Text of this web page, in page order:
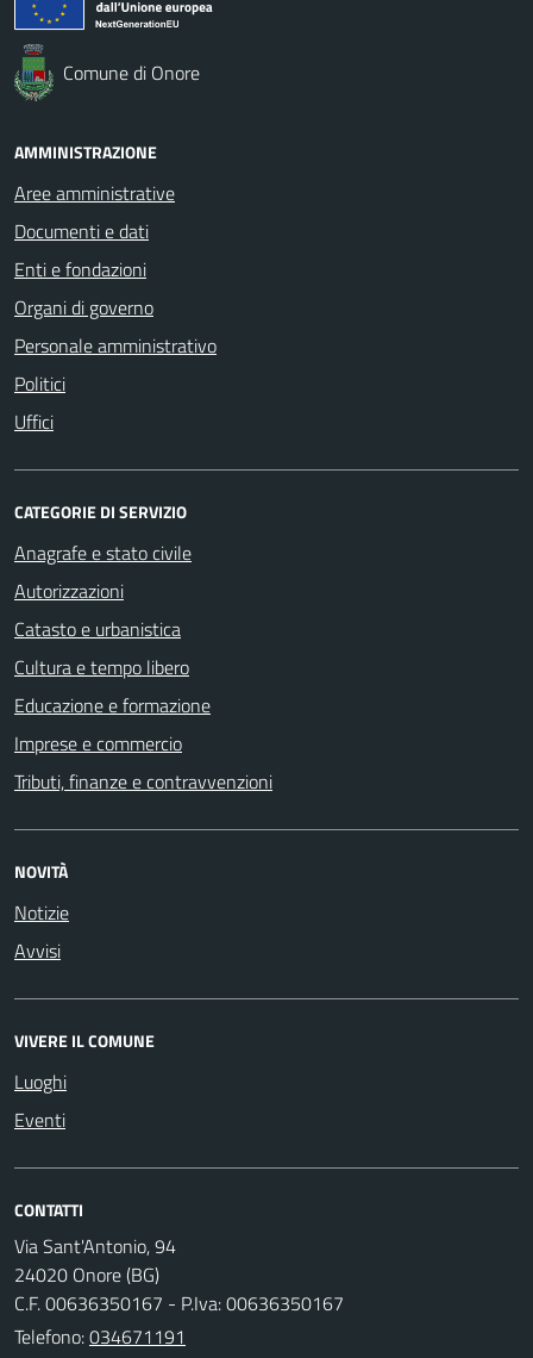
Comune di Onore
AMMINISTRAZIONE
Aree amministrative
Documenti e dati
Enti e fondazioni
Organi di governo
Personale amministrativo
Politici
Uffici
CATEGORIE DI SERVIZIO
Anagrafe e stato civile
Autorizzazioni
Catasto e urbanistica
Cultura e tempo libero
Educazione e formazione
Imprese e commercio
Tributi, finanze e contravvenzioni
NOVITÀ
Notizie
Avvisi
VIVERE IL COMUNE
Luoghi
Eventi
CONTATTI
Via Sant'Antonio, 94
24020 Onore (BG)
C.F. 00636350167 - P.Iva: 00636350167
Telefono:034671191